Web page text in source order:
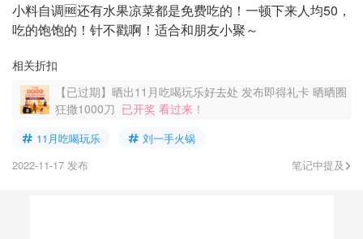
小料自调🆓还有水果凉菜都是免费吃的！一顿下来人均50，
吃的饱饱的！针不戳啊！适合和朋友小聚～
相关折扣
【已过期】晒出11月吃喝玩乐好去处 发布即得礼卡 晒晒圈
狂撒1000刀 已开奖 看过来！
11月吃喝玩乐
刘一手火锅
2022-11-17 发布
笔记中提及